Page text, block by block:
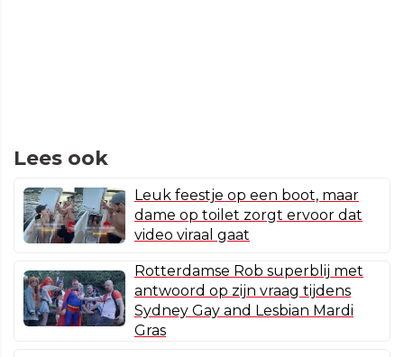
Lees ook
Leuk feestje op een boot, maar
dame op toilet zorgt ervoor dat
video viraal gaat
Rotterdamse Rob superblij met
antwoord op zijn vraag tijdens
Sydney Gay and Lesbian Mardi
Gras